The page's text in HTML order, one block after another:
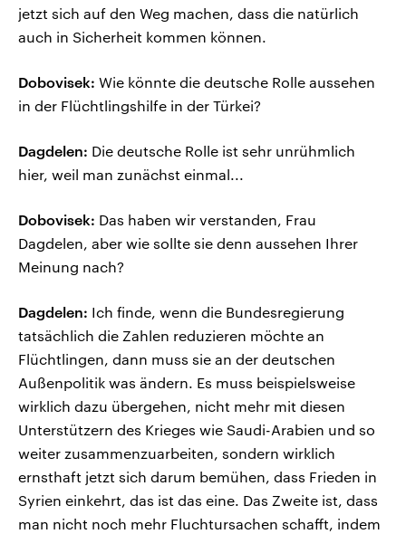
jetzt sich auf den Weg machen, dass die natürlich
auch in Sicherheit kommen können.
Dobovisek: Wie könnte die deutsche Rolle aussehen
in der Flüchtlingshilfe in der Türkei?
Dagdelen: Die deutsche Rolle ist sehr unrühmlich
hier, weil man zunächst einmal...
Dobovisek: Das haben wir verstanden, Frau
Dagdelen, aber wie sollte sie denn aussehen Ihrer
Meinung nach?
Dagdelen: Ich finde, wenn die Bundesregierung
tatsächlich die Zahlen reduzieren möchte an
Flüchtlingen, dann muss sie an der deutschen
Außenpolitik was ändern. Es muss beispielsweise
wirklich dazu übergehen, nicht mehr mit diesen
Unterstützern des Krieges wie Saudi-Arabien und so
weiter zusammenzuarbeiten, sondern wirklich
ernsthaft jetzt sich darum bemühen, dass Frieden in
Syrien einkehrt, das ist das eine. Das Zweite ist, dass
man nicht noch mehr Fluchtursachen schafft, indem